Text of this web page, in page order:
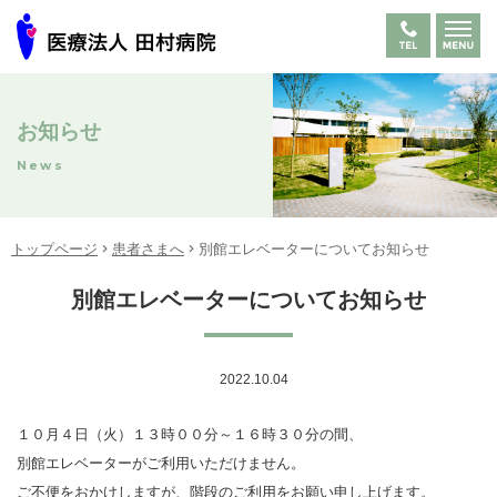
お知らせ
News
トップページ 患者さまへ 別館エレベーターについてお知らせ
別館エレベーターについてお知らせ
2022.10.04
１０月４日（火）１３時００分～１６時３０分の間、
別館エレベーターがご利用いただけません。
ご不便をおかけしますが、階段のご利用をお願い申し上げます。